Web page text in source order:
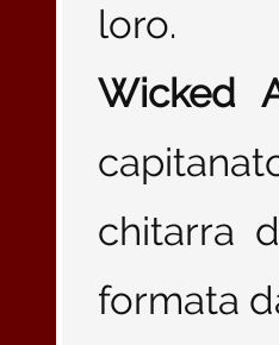
loro.
Wicked
chitarra
formata